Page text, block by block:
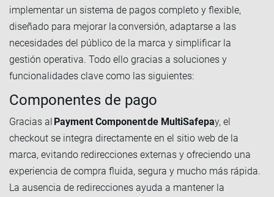
implementar un sistema de pagos completo y flexible,
diseñado para mejorar la conversión, adaptarse a las
necesidades del público de la marca y simplificar la
gestión operativa. Todo ello gracias a soluciones y
funcionalidades clave como las siguientes:
Componentes de pago
Gracias al Payment Component de MultiSafepay, el
checkout se integra directamente en el sitio web de la
marca, evitando redirecciones externas y ofreciendo una
experiencia de compra fluida, segura y mucho más rápida.
La ausencia de redirecciones ayuda a mantener la